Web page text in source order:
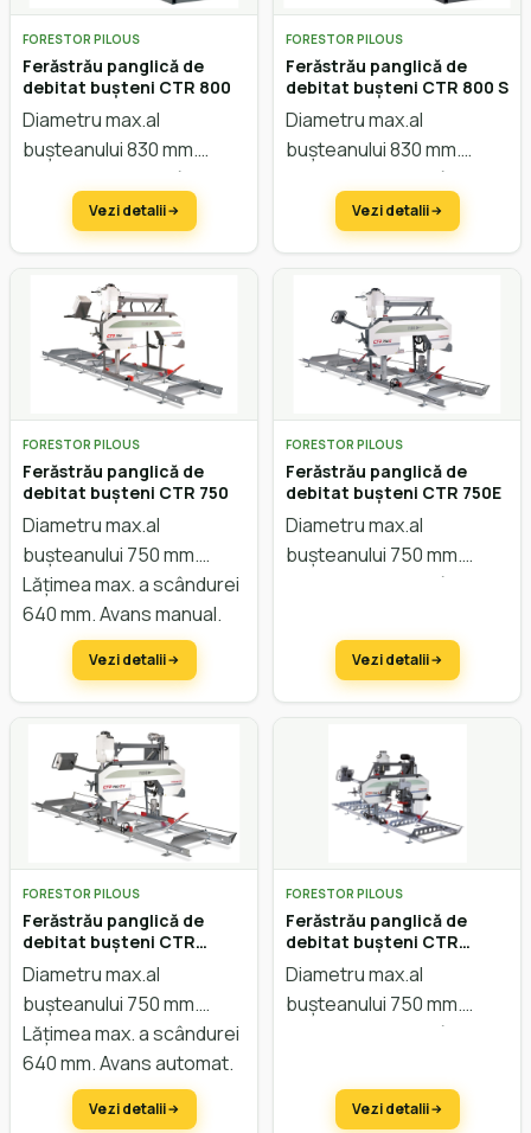
FORESTOR PILOUS
Ferăstrău panglică de
debitat bușteni CTR 800
Diametru max.al
bușteanului 830 mm.
Lățimea max. a scândurei
750 mm. Avans automat.
Reglarea înălțimii electric.
Vezi detalii
FORESTOR PILOUS
Ferăstrău panglică de
debitat bușteni CTR 800 S
Diametru max.al
bușteanului 830 mm.
Lățimea max. a scândurei
750 mm. Avans automat.
Reglarea înălțimii electric.
Vezi detalii
FORESTOR PILOUS
Ferăstrău panglică de
debitat bușteni CTR 750
Diametru max.al
bușteanului 750 mm.
Lățimea max. a scândurei
640 mm. Avans manual.
Reglarea înălțimii manual.
Vezi detalii
FORESTOR PILOUS
Ferăstrău panglică de
debitat bușteni CTR 750E
Diametru max.al
bușteanului 750 mm.
Lățimea max. a scândurei
Reglarea înălțimii manual.
Vezi detalii
FORESTOR PILOUS
Ferăstrău panglică de
debitat bușteni CTR
750EV
Diametru max.al
bușteanului 750 mm.
Lățimea max. a scândurei
640 mm. Avans automat.
Reglarea înălțimii electric.
Vezi detalii
FORESTOR PILOUS
Ferăstrău panglică de
debitat bușteni CTR
750LX
Diametru max.al
bușteanului 750 mm.
Lățimea max. a scândurei
Funcție electrică.
Vezi detalii